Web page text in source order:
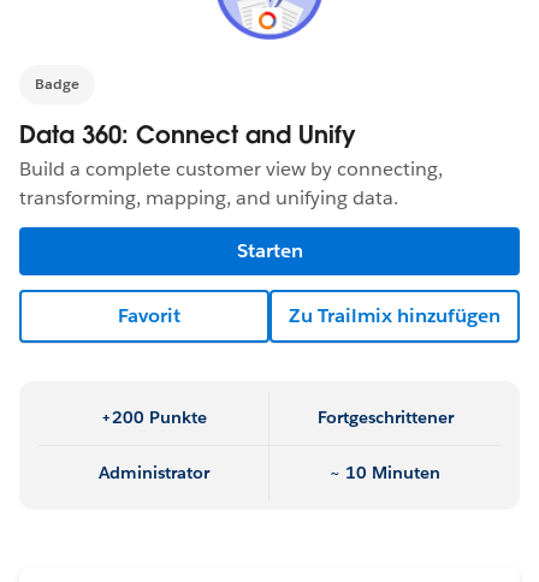
Badge
Data 360: Connect and Unify
Build a complete customer view by connecting,
transforming, mapping, and unifying data.
Starten
Favorit Zu Trailmix hinzufügen
+200 Punkte Fortgeschrittener
Administrator ~ 10 Minuten